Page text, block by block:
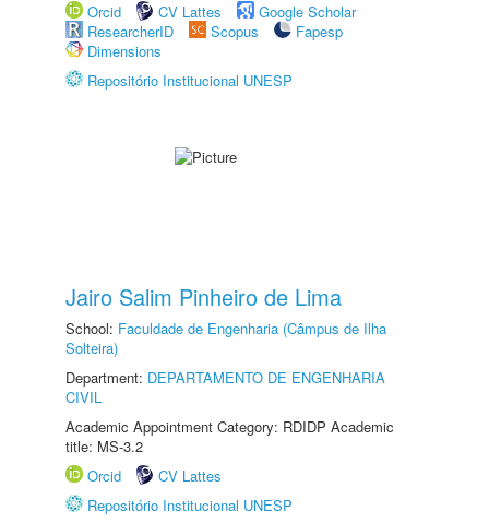
Orcid
CV Lattes
Google Scholar
ResearcherID
Scopus
Fapesp
Dimensions
Repositório Institucional UNESP
Jairo Salim Pinheiro de Lima
School: Faculdade de Engenharia (Câmpus de Ilha
Solteira)
Department: DEPARTAMENTO DE ENGENHARIA
CIVIL
Academic Appointment Category: RDIDP Academic
title: MS-3.2
Orcid
CV Lattes
Repositório Institucional UNESP